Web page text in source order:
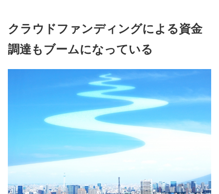
クラウドファンディングによる資金
調達もブームになっている